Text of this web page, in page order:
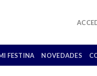
FESTINA NOVEDADES